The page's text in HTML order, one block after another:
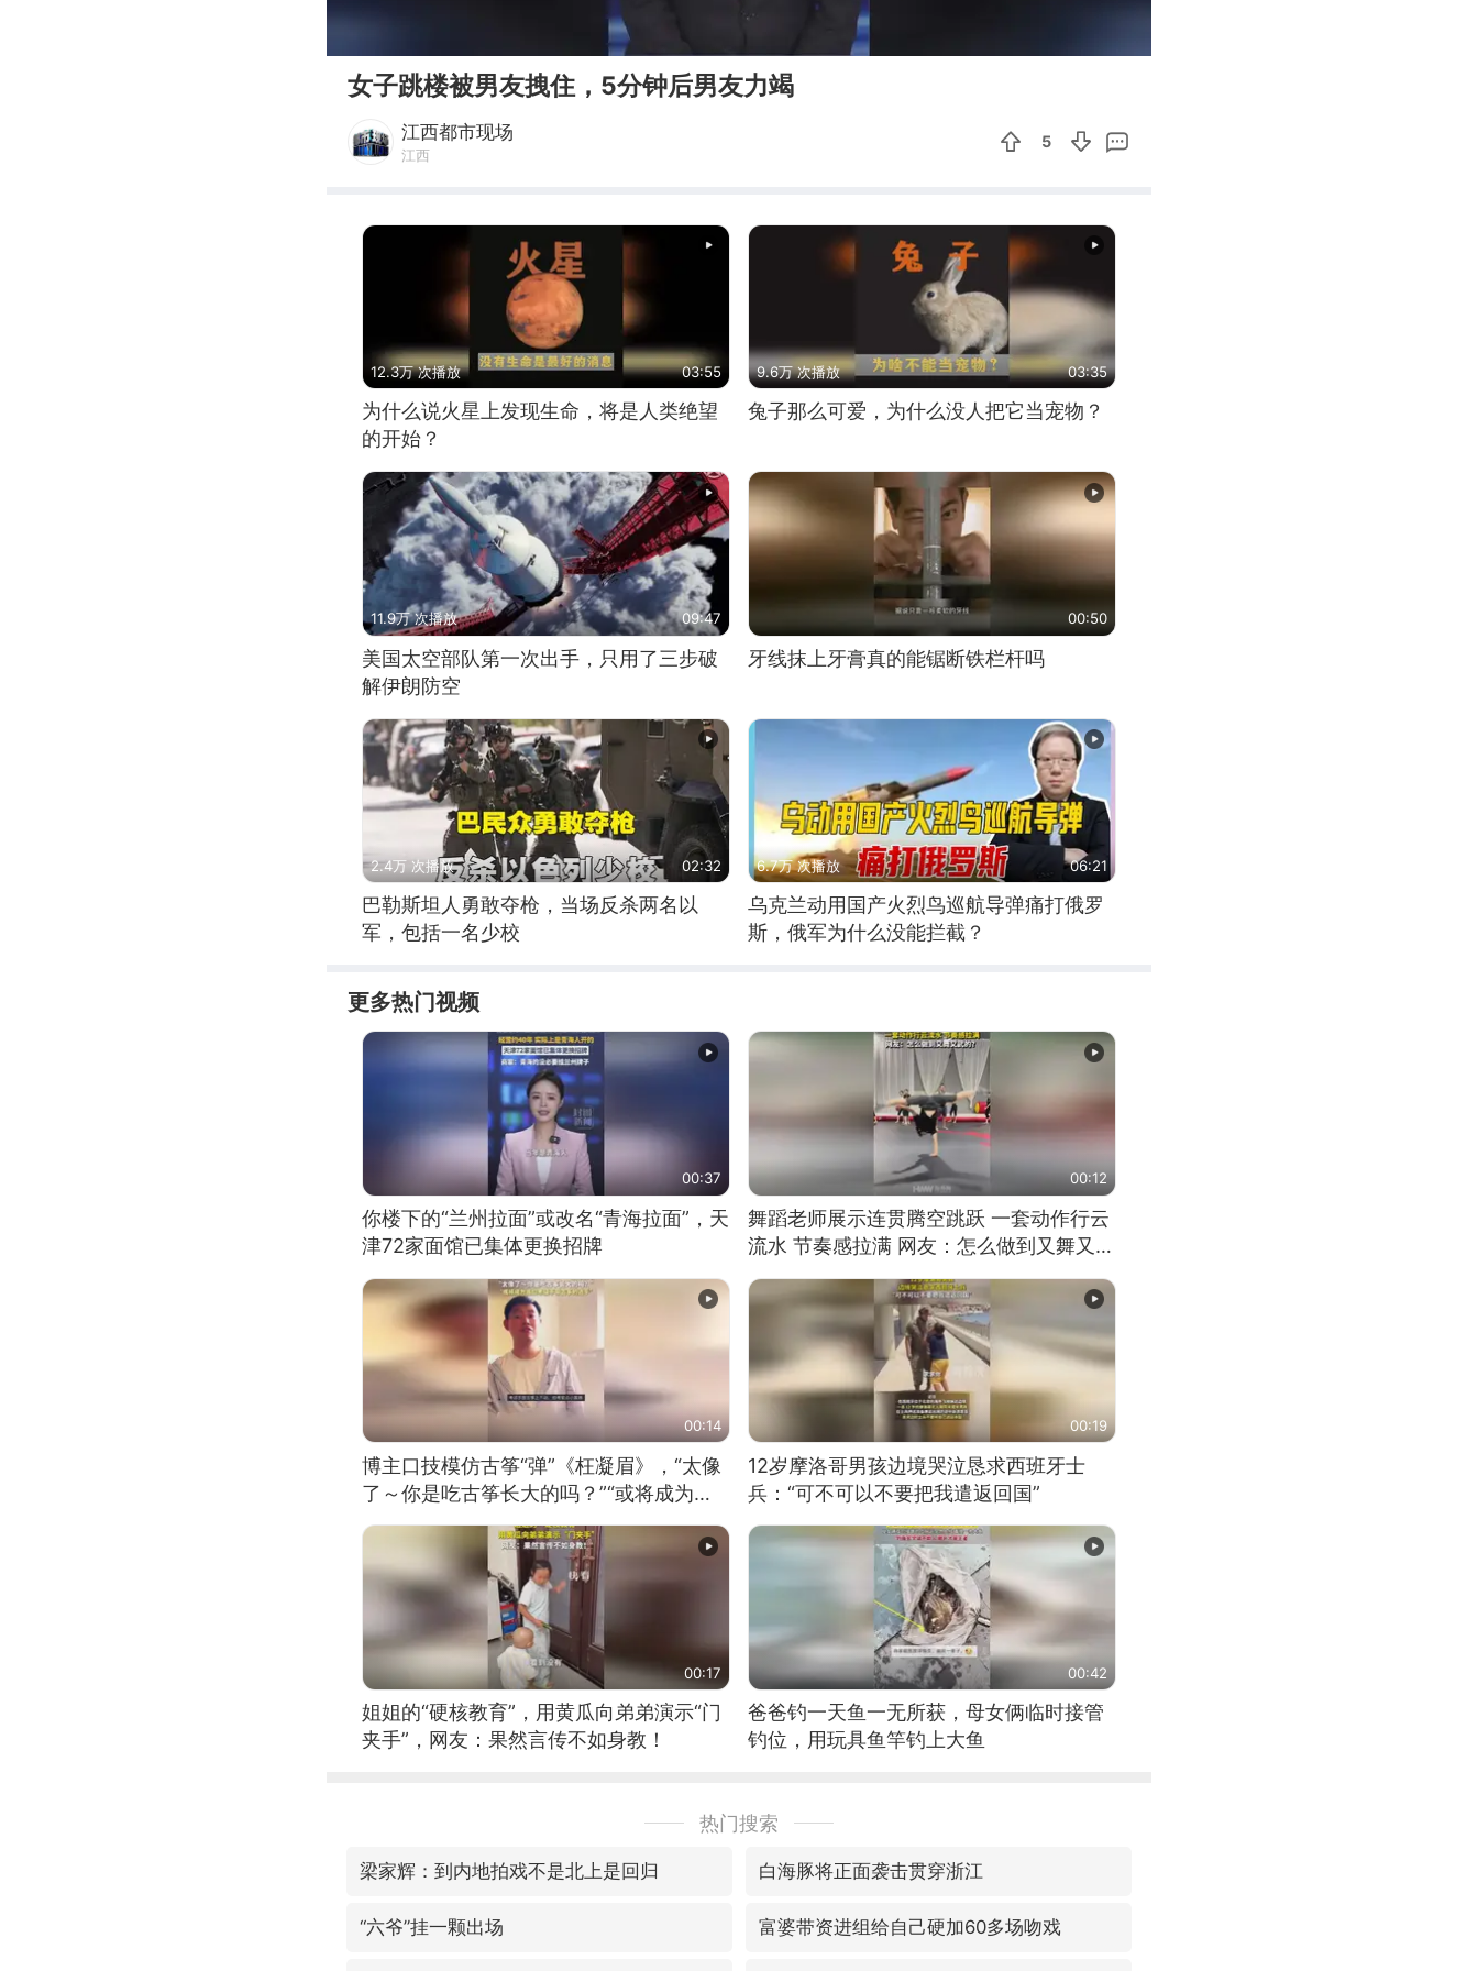
女子跳楼被男友拽住，5分钟后男友力竭
江西都市现场
江西
5
12.3万 次播放 03:55
为什么说火星上发现生命，将是人类绝望
的开始？
9.6万 次播放 03:35
兔子那么可爱，为什么没人把它当宠物？
11.9万 次播放 09:47
美国太空部队第一次出手，只用了三步破
解伊朗防空
00:50
牙线抹上牙膏真的能锯断铁栏杆吗
2.4万 次播放 02:32
巴勒斯坦人勇敢夺枪，当场反杀两名以
军，包括一名少校
6.7万 次播放 06:21
乌克兰动用国产火烈鸟巡航导弹痛打俄罗
斯，俄军为什么没能拦截？
更多热门视频
00:37
你楼下的“兰州拉面”或改名“青海拉面”，天
津72家面馆已集体更换招牌
00:12
舞蹈老师展示连贯腾空跳跃 一套动作行云
流水 节奏感拉满 网友：怎么做到又舞又武
00:14
博主口技模仿古筝“弹”《枉凝眉》，“太像
了～你是吃古筝长大的吗？”“或将成为首
位考级不带古筝的选手。”（来源：新华每
00:19
12岁摩洛哥男孩边境哭泣恳求西班牙士
兵：“可不可以不要把我遣返回国”
00:17
姐姐的“硬核教育”，用黄瓜向弟弟演示“门
夹手”，网友：果然言传不如身教！
00:42
爸爸钓一天鱼一无所获，母女俩临时接管
钓位，用玩具鱼竿钓上大鱼
热门搜索
梁家辉：到内地拍戏不是北上是回归 白海豚将正面袭击贯穿浙江
“六爷”挂一颗出场 富婆带资进组给自己硬加60多场吻戏